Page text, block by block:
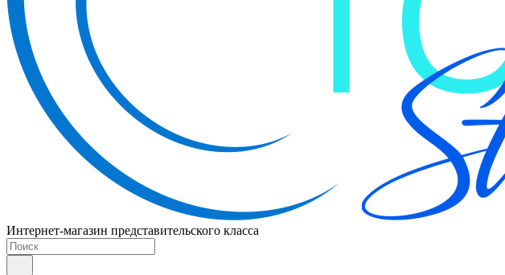
Интернет-магазин представительского класса